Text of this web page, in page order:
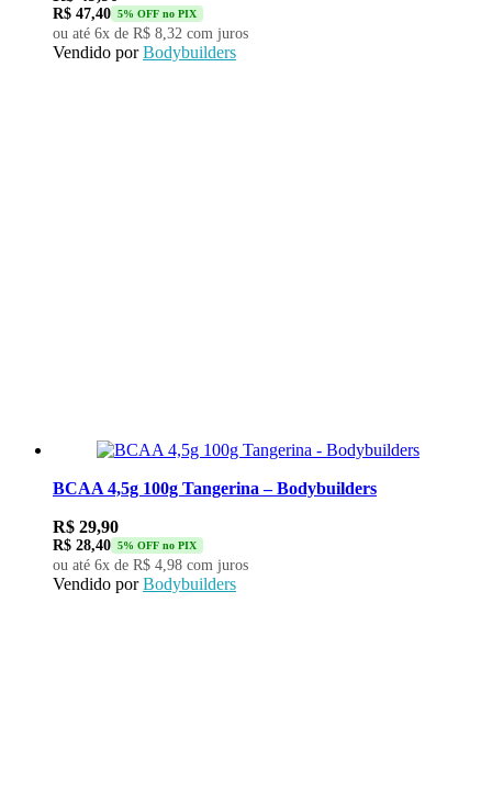
R$ 47,40 5% OFF no PIX
ou até 6x de R$ 8,32 com juros
Vendido por Bodybuilders
BCAA 4,5g 100g Tangerina – Bodybuilders
R$ 29,90
R$ 28,40 5% OFF no PIX
ou até 6x de R$ 4,98 com juros
Vendido por Bodybuilders